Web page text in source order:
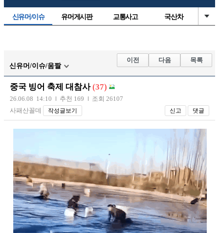
신유머/이슈 유머게시판 교통사고 국산차
자유사진 군사/무기
트럭/버스 항공/해운/철도
장착시공사진
신유머/이슈/움짤
이전 다음 목록
중국 빙어 축제 대참사 (37)
26.06.08 14:10 추천 169
조회 26107
사패산꼴데
작성글보기 신고 댓글